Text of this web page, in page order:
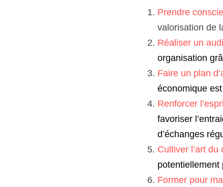
Prendre
valorisation de
Réaliser un
organisation
Faire un plan
économique
Renforcer
favoriser
d’échanges
Cultiver l’art du
potentiellement
Former pour